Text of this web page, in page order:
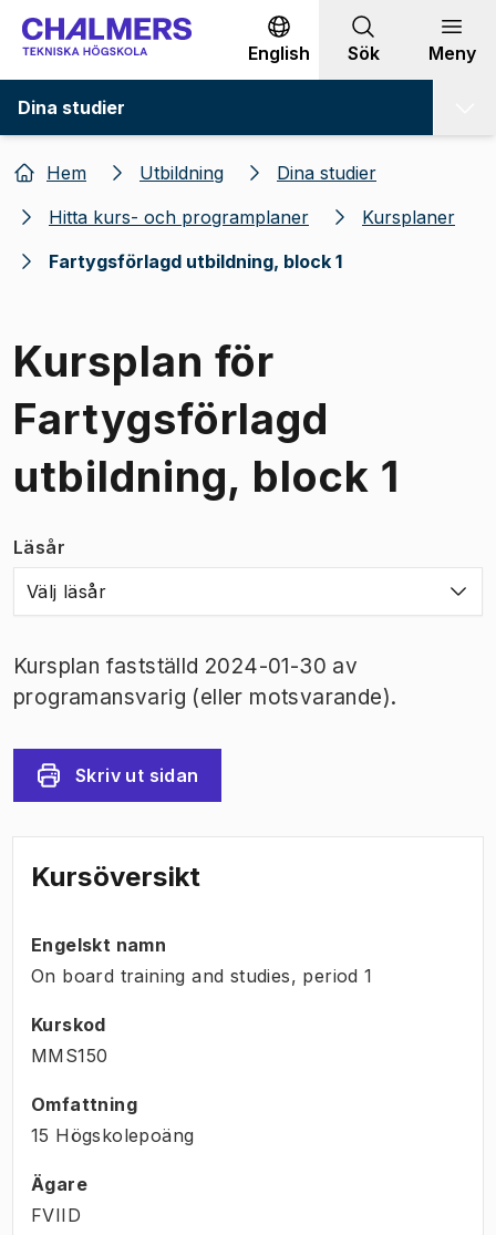
Gå till innehållet
English Sök Meny
Dina studier
Hem Utbildning
Dina studier
Hitta kurs- och programplaner
Kursplaner
Fartygsförlagd utbildning, block 1
Kursplan för
Fartygsförlagd
utbildning, block 1
Läsår
Välj läsår
Kursplan fastställd 2024-01-30 av
programansvarig (eller motsvarande).
Skriv ut sidan
Kursöversikt
Engelskt namn
On board training and studies, period 1
Kurskod
MMS150
Omfattning
15 Högskolepoäng
Ägare
FVIID